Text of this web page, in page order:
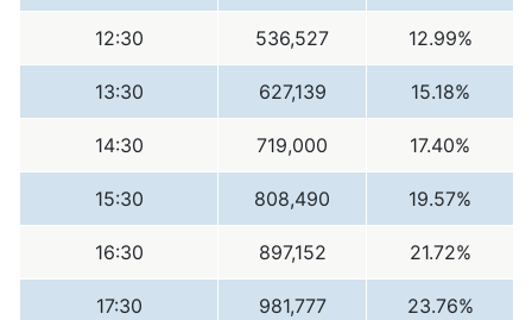
12:30 536,527 12.99%
13:30 627,139 15.18%
14:30 719,000 17.40%
15:30 808,490 19.57%
16:30 897,152 21.72%
17:30 981,777 23.76%